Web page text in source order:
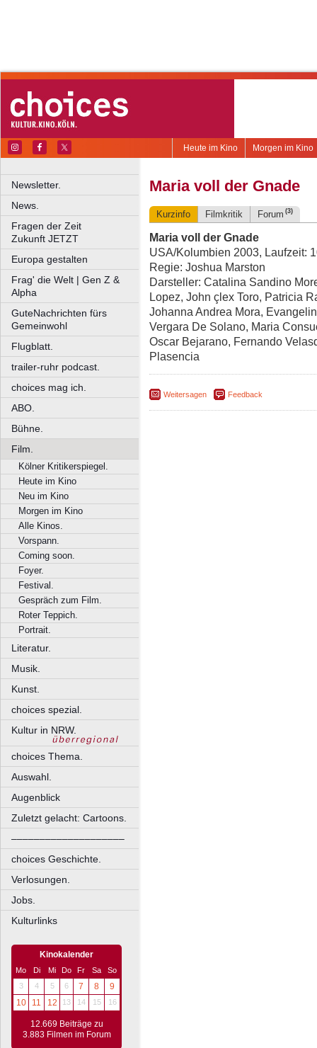
Morgen im Kino
Heute im Kino
Newsletter.
News.
Fragen der Zeit
Zukunft JETZT
Europa gestalten
Frag' die Welt | Gen Z &
Alpha
GuteNachrichten fürs
Gemeinwohl
Flugblatt.
trailer-ruhr podcast.
choices mag ich.
ABO.
Bühne.
Film.
Kölner Kritikerspiegel.
Heute im Kino
Neu im Kino
Morgen im Kino
Alle Kinos.
Vorspann.
Coming soon.
Foyer.
Festival.
Gespräch zum Film.
Roter Teppich.
Portrait.
Literatur.
Musik.
Kunst.
choices spezial.
Kultur in NRW.
choices Thema.
Auswahl.
Augenblick
Zuletzt gelacht: Cartoons.
––––––––––––––––––––
choices Geschichte.
Verlosungen.
Jobs.
Kulturlinks
Kinokalender
Mo Di Mi Do Fr Sa
So
3
4 5 6 7 8
9
10
11 12 13 14 15 16
12.669 Beiträge zu
3.883 Filmen im Forum
Maria voll der Gnade
Kurzinfo Filmkritik Forum (3)
Maria voll der Gnade
USA/Kolumbien 2003, Laufzeit:
Regie: Joshua Marston
Darsteller: Catalina Sandino
Lopez, John çlex Toro, Patricia
Johanna Andrea Mora,
Vergara De Solano, Maria
Oscar Bejarano, Fernando
Plasencia
Weitersagen Feedback